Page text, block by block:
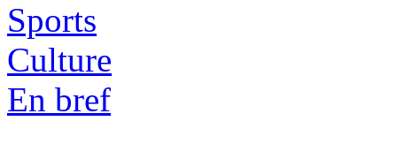
Sports
Culture
En bref